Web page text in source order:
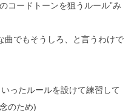
コードトーンを狙うルール”み
曲でもそうしろ、と言うわけで
ったルールを設けて練習して
のため)